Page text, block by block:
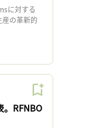
に対する
の革新的
。RFNBO